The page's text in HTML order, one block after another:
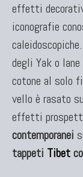
effetti
iconografie
degli Yak o
cotone al solo
vello è rasato
effetti
contemporanei
tappeti Tibet